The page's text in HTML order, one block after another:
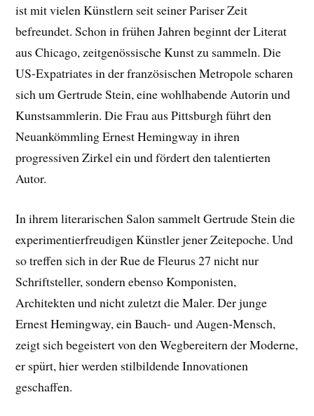
ist mit vielen Künstlern seit seiner Pariser Zeit
befreundet. Schon in frühen Jahren beginnt der Literat
aus Chicago, zeitgenössische Kunst zu sammeln. Die
US-Expatriates in der französischen Metropole scharen
sich um Gertrude Stein, eine wohlhabende Autorin und
Kunstsammlerin. Die Frau aus Pittsburgh führt den
Neuankömmling Ernest Hemingway in ihren
progressiven Zirkel ein und fördert den talentierten
Autor.
In ihrem literarischen Salon sammelt Gertrude Stein die
experimentierfreudigen Künstler jener Zeitepoche. Und
so treffen sich in der Rue de Fleurus 27 nicht nur
Schriftsteller, sondern ebenso Komponisten,
Architekten und nicht zuletzt die Maler. Der junge
Ernest Hemingway, ein Bauch- und Augen-Mensch,
zeigt sich begeistert von den Wegbereitern der Moderne,
er spürt, hier werden stilbildende Innovationen
geschaffen.